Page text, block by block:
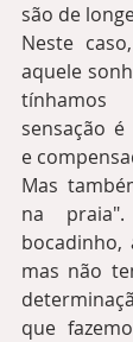
são de
Neste
aquele
sensação
e
Mas
na
bocadinho,
mas não
que